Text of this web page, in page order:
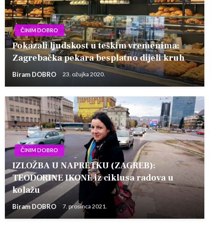
ČINIM DOBRO
Pokazali ljudskost u teškim vremenima:
Zagrebačka pekara besplatno dijeli kruh
Biram DOBRO 23. ožujka 2020.
ČINIM DOBRO
IZLOŽBA U NAPRETKU (ZAGREB):
TEODORINE IKONE iz ciklusa radova u
kolažu
Biram DOBRO 7. prosinca 2021.